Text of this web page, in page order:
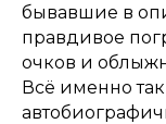
бывавшие в
правдивое
очков и
Всё именно